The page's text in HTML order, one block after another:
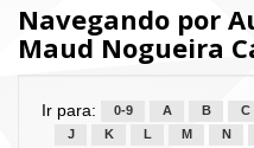
Navegando por
Maud Nogueira
Ir para: 0-9 A B C
J
K L M N